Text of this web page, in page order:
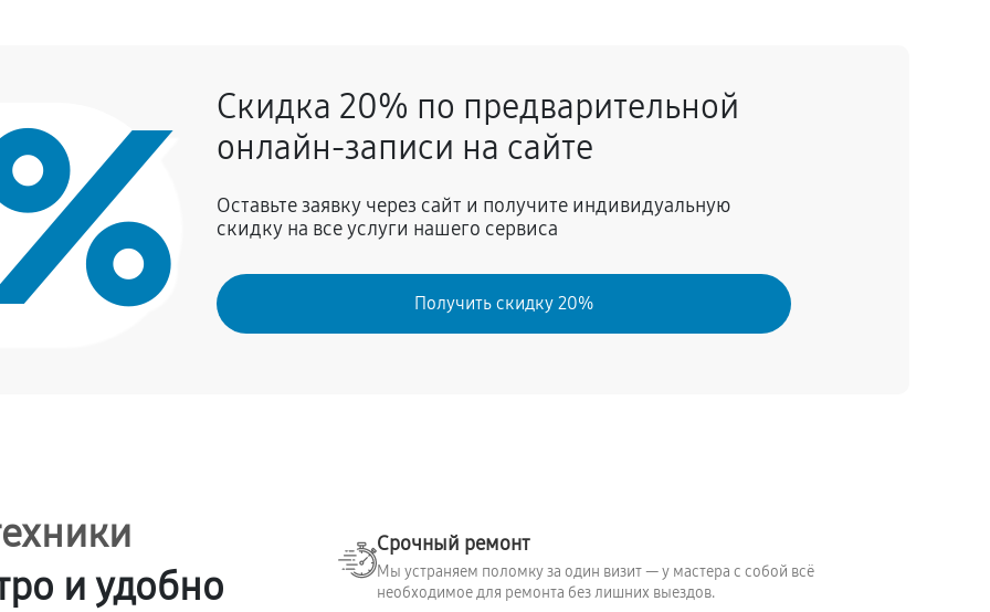
Скидка 20% по предварительной
онлайн-записи на сайте
Оставьте заявку через сайт и получите индивидуальную
скидку на все услуги нашего сервиса
Получить скидку 20%
и удобно
Срочный ремонт
Мы устраняем поломку за один визит — у мастера с собой всё
необходимое для ремонта без лишних выездов.